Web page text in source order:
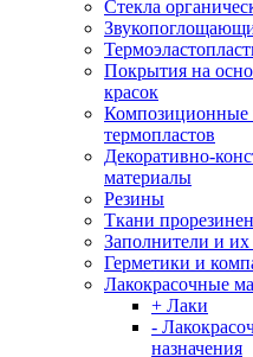
Стекла
Покрытия на
красок
Композиционные
термопластов
Декоративно-
материалы
Резины
Ткани
Заполнители и
Герметики и
Лакокрасочные
+ Лаки
-
назначения